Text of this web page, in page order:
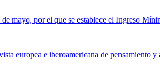
mayo, por el que se establece el Ingreso
europea e iberoamericana de pensamiento